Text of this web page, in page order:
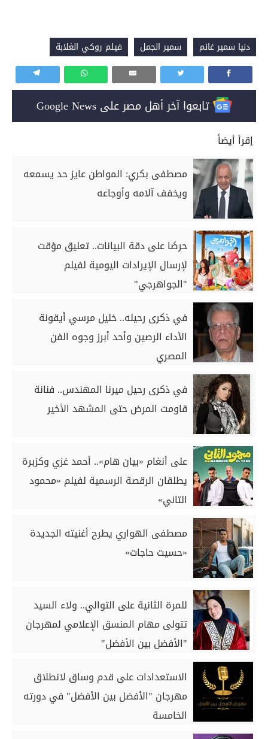
دنيا سمير غانم سمير الجمل فيلم روكي الغلابة
تابعوا آخر أهل مصر على Google News
إقرأ أيضاً
مصطفى بكري: المواطن عايز حد يسمعه
ويخفف آلامه وأوجاعه
حرصًا على دقة البيانات.. تعليق مؤقت
لإرسال الإيرادات اليومية لفيلم
"الجواهرجي"
في ذكرى رحيله.. خليل مرسي أيقونة
الأداء الرصين وأحد أبرز وجوه الفن
المصري
في ذكرى رحيل ميرنا المهندس.. فنانة
قاومت المرض حتى المشهد الأخير
على أنغام «بيان هام».. أحمد غزي وكزبرة
يطلقان الرقصة الرسمية لفيلم «محمود
التاني»
مصطفى الهواري يطرح أغنيته الجديدة
«حسيت حاجات»
للمرة الثانية على التوالي.. ولاء السيد
تتولى مهام المنسق الإعلامي لمهرجان
"الأفضل بين الأفضل"
الاستعدادات على قدم وساق لانطلاق
مهرجان "الأفضل بين الأفضل" في دورته
الخامسة